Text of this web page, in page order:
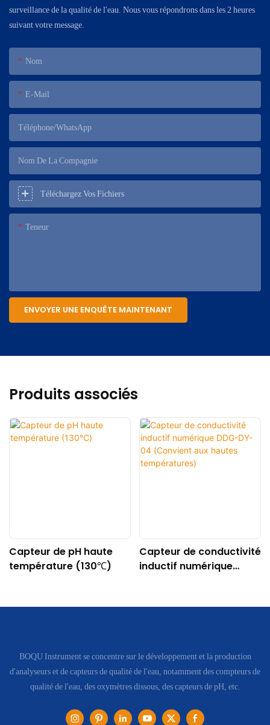
surveillance de la qualité de l'eau. Nous vous répondrons dans les 2 heures
suivant votre message.
Nom
E-Mail
Téléphone/WhatsApp
Nom De La Compagnie
Téléchargez Vos Fichiers
Teneur
ENVOYER UNE ENQUÊTE MAINTENANT
Produits associés
Capteur de pH haute
température (130℃)
Capteur de conductivité
inductif numérique
températures)
BOQU Instrument se concentre sur le développement et la production
d'analyseurs et de capteurs de qualité de l'eau, notamment des compteurs de
qualité de l'eau, des oxymètres dissous, des capteurs de pH, etc.